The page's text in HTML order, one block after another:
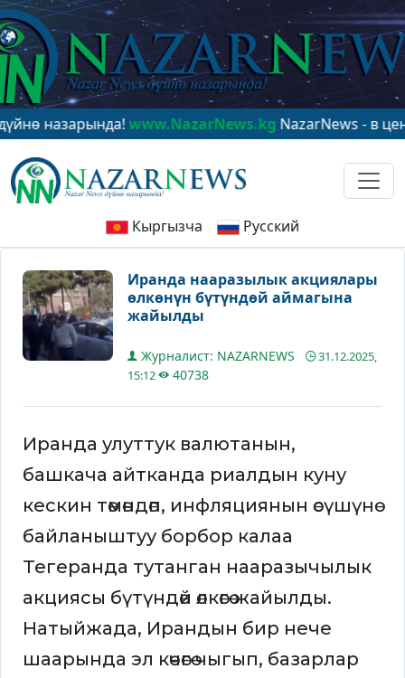
www.NazarNews.kgNazarNews - в центре
Кыргызча Русский
Иранда нааразылык акциялары
өлкөнүн бүтүндөй аймагына
жайылды
Журналист: NAZARNEWS
31.12.2025,
15:12
40738
Иранда улуттук валютанын,
башкача айтканда риалдын куну
кескин төмөндөп, инфляциянын өсүшүнө
байланыштуу борбор калаа
Тегеранда тутанган нааразычылык
акциясы бүтүндөй өлкөгө жайылды.
Натыйжада, Ирандын бир нече
шаарында эл көчөгө чыгып, базарлар